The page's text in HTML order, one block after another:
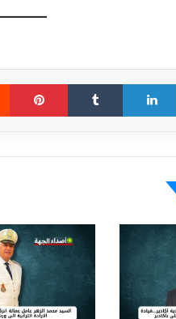
LinkedIn
Tumblr